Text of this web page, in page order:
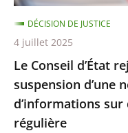
d’une
note
relative
à
la
collecte
d’informations
Le Conseil d’État
suspension d’une
d’informations
régulière
DÉCISION DE JUSTICE
4 juillet 2025